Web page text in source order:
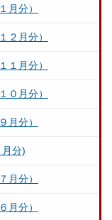
月分）
２月分）
１月分）
０月分）
月分）
分)
月分）
月分）